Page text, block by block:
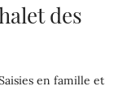
des
en famille et